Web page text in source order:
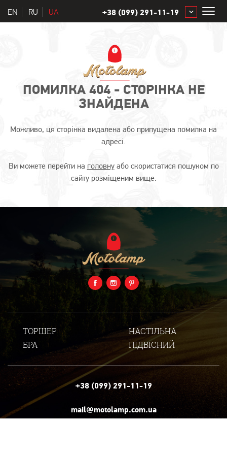
EN RU UA
+38 (099) 291-11-19
mail@motolamp.com.ua
ПОМИЛКА 404 - СТОРІНКА НЕ
ЗНАЙДЕНА
Можливо, ця сторінка видалена або припущена помилка на
адресі.
Ви можете перейти на головнуабо скористатися пошуком по
сайту розміщеним вище.
ТОРШЕР
НАСТІЛЬНА
БРА
ПІДВІСНИЙ
+38 (099) 291-11-19
mail@motolamp.com.ua